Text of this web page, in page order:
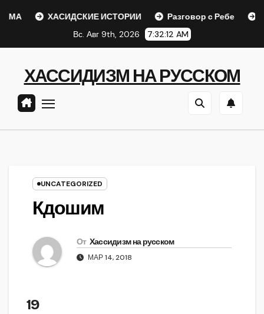
ХАСИДСКИЕ ИСТОРИИ Разговор с Ребе
Шаар
Вс. Авг 9th, 2026
7:32:13 AM
ХАССИДИЗМ НА РУССКОМ
UNCATEGORIZED
Кдошим
От Хассидизм на русском
МАР 14, 2018
19